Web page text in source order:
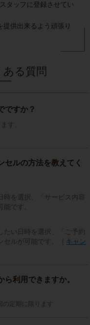
タッフに登録させてい
供出来るよう頑張り
る質問
ですか？
す。
セルの方法を教えてく
時を選択、「サービス内容
です。
たい日時を選択、「ご予約
ルが可能です。［
キャン
ら利用できますか。
定期に限ります